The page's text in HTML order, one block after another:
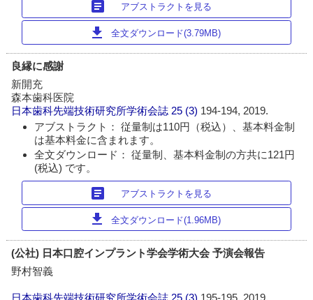
article アブストラクトを見る
download 全文ダウンロード(3.79MB)
良縁に感謝
新開充
森本歯科医院
日本歯科先端技術研究所学術会誌 25 (3) 194-194, 2019.
アブストラクト： 従量制は110円（税込）、基本料金制
は基本料金に含まれます。
全文ダウンロード： 従量制、基本料金制の方共に121円
(税込) です。
article アブストラクトを見る
download 全文ダウンロード(1.96MB)
(公社) 日本口腔インプラント学会学術大会 予演会報告
野村智義
日本歯科先端技術研究所学術会誌 25 (3) 195-195, 2019.